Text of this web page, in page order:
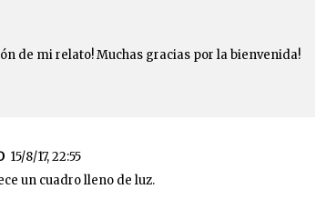
de mi relato! Muchas gracias por la bienvenida!
15/8/17, 22:55
un cuadro lleno de luz.